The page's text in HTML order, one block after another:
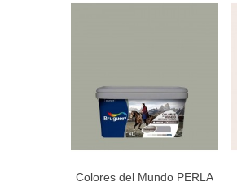
Colores del Mundo PERLA